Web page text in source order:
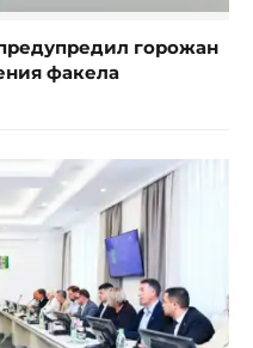
горожан
факела